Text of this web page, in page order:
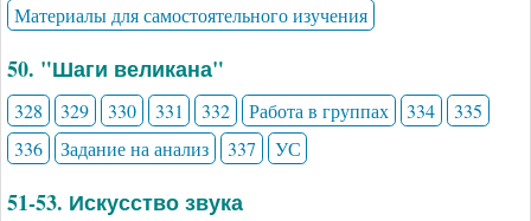
Материалы для самостоятельного изучения
50. "Шаги великана"
328 329 330 331 332 Работа в группах 334
335
336
Задание на анализ 337 УС
51-53. Искусство звука